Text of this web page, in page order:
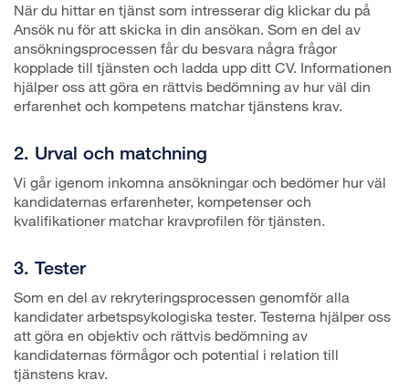
När du hittar en tjänst som intresserar dig klickar du på
Ansök nu för att skicka in din ansökan. Som en del av
ansökningsprocessen får du besvara några frågor
kopplade till tjänsten och ladda upp ditt CV. Informationen
hjälper oss att göra en rättvis bedömning av hur väl din
erfarenhet och kompetens matchar tjänstens krav.
2. Urval och matchning
Vi går igenom inkomna ansökningar och bedömer hur väl
kandidaternas erfarenheter, kompetenser och
kvalifikationer matchar kravprofilen för tjänsten.
3. Tester
Som en del av rekryteringsprocessen genomför alla
kandidater arbetspsykologiska tester. Testerna hjälper oss
att göra en objektiv och rättvis bedömning av
kandidaternas förmågor och potential i relation till
tjänstens krav.